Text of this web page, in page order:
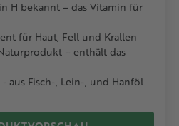
H bekannt – das Vitamin für
für Haut, Fell und Krallen
– enthält das
- aus Fisch-, Lein-, und Hanföl